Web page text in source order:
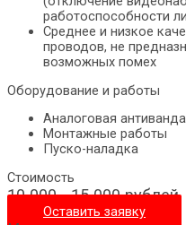
работоспособности
Среднее и низкое
проводов, не
возможных помех
Оборудование и работы
Аналоговая
Монтажные работы
Пуско-наладка
Стоимость
10 000 - 15 000 рублей
Оставить заявку